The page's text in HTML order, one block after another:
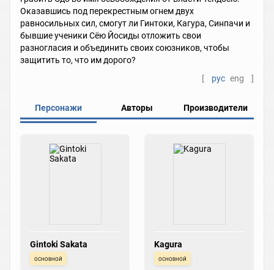
Оказавшись под перекрестным огнем двух
равносильных сил, смогут ли Гинтоки, Кагура, Синпачи и
бывшие ученики Сёю Йосиды отложить свои
разногласия и объединить своих союзников, чтобы
защитить то, что им дорого?
[
рус eng ]
Персонажи Авторы Производители
Gintoki Sakata
основной
Kagura
основной